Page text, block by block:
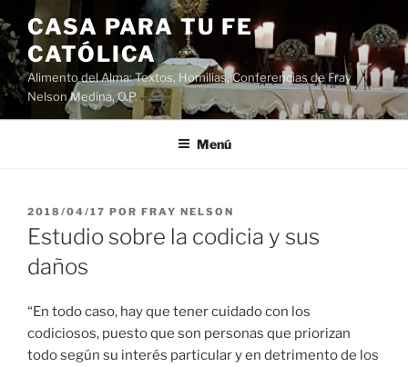
Saltar
al
contenido
CASA PARA TU FE
CATÓLICA
Alimento del Alma: Textos, Homilias, Conferencias de Fray
Nelson Medina, O.P.
Menú
PUBLICADO
EL
2018/04/17 POR FRAY NELSON
Estudio sobre la codicia y sus
daños
“En todo caso, hay que tener cuidado con los
codiciosos, puesto que son personas que priorizan
todo según su interés particular y en detrimento de los